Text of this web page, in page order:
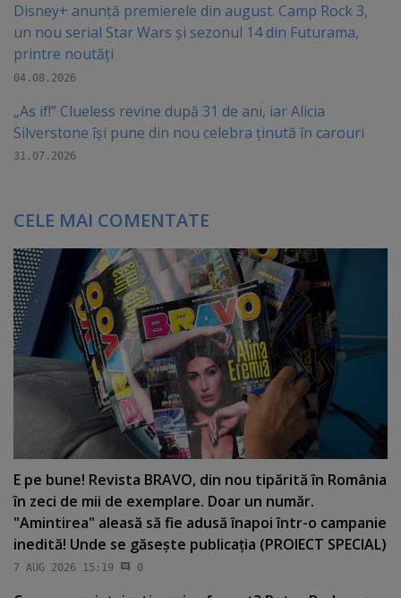
Disney+ anunță premierele din august. Camp Rock 3,
un nou serial Star Wars și sezonul 14 din Futurama,
printre noutăți
04.08.2026
„As if!” Clueless revine după 31 de ani, iar Alicia
Silverstone își pune din nou celebra ținută în carouri
31.07.2026
CELE MAI COMENTATE
E pe bune! Revista BRAVO, din nou tipărită în România
în zeci de mii de exemplare. Doar un număr.
"Amintirea" aleasă să fie adusă înapoi într-o campanie
inedită! Unde se găseşte publicaţia (PROIECT SPECIAL)
7 AUG 2026 15:19 0